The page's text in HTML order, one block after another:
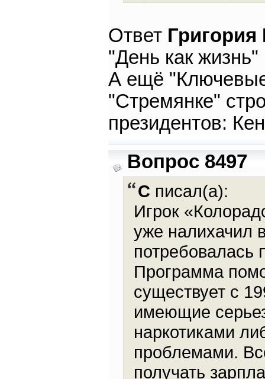
Ответ
"День как
А ещё
"Стремянке"
президентов:
Вопрос 8497
С писал(а):
Игрок
уже налихачил
Программа
существует с
имеющие
наркотиками
проблемами.
получать